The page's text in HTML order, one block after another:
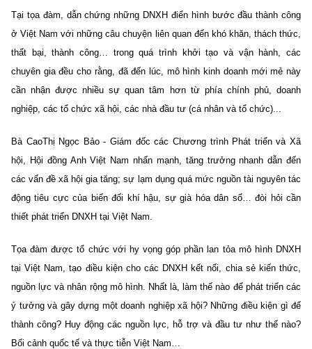
Tại tọa đàm, dẫn chứng những DNXH điển hình bước đầu thành công
ở Việt Nam với những câu chuyện liên quan đến khó khăn, thách thức,
thất bại, thành công… trong quá trình khởi tạo và vận hành, các
chuyên gia đều cho rằng, đã đến lúc, mô hình kinh doanh mới mẻ này
cần nhận được nhiều sự quan tâm hơn từ phía chính phủ, doanh
nghiệp, các tổ chức xã hội, các nhà đầu tư (cá nhân và tổ chức)...
Bà CaoThị Ngọc Bảo - Giám đốc các Chương trình Phát triển và Xã
hội, Hội đồng Anh Việt Nam nhấn mạnh, tăng trưởng nhanh dẫn đến
các vấn đề xã hội gia tăng; sự lạm dụng quá mức nguồn tài nguyên tác
động tiêu cực của biến đối khí hậu, sự già hóa dân số… đòi hỏi cần
thiết phát triển DNXH tại Việt Nam.
Tọa đàm được tổ chức với hy vọng góp phần lan tỏa mô hình DNXH
tại Việt Nam, tạo điều kiện cho các DNXH kết nối, chia sẻ kiến thức,
nguồn lực và nhân rộng mô hình. Nhất là, làm thế nào để phát triển các
ý tưởng và gây dựng một doanh nghiệp xã hội? Những điều kiện gì để
thành công? Huy động các nguồn lực, hỗ trợ và đầu tư như thế nào?
Bối cảnh quốc tế và thực tiễn Việt Nam…